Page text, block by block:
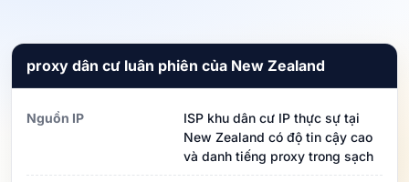
proxy dân cư luân phiên của New Zealand
Nguồn IP
ISP khu dân cư IP thực sự tại
New Zealand có độ tin cậy cao
và danh tiếng proxy trong sạch